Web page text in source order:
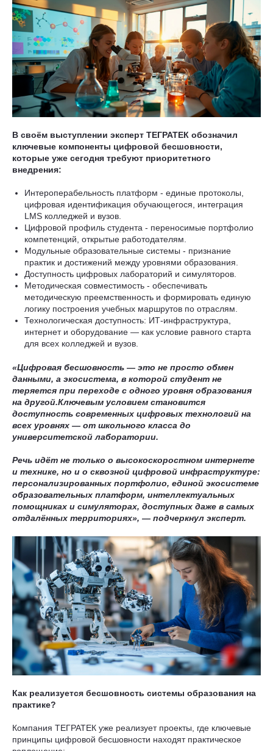
В своём выступлении эксперт ТЕГРАТЕК обозначил
ключевые компоненты цифровой бесшовности,
которые уже сегодня требуют приоритетного
внедрения:
Интероперабельность платформ - единые протоколы,
цифровая идентификация обучающегося, интеграция
LMS колледжей и вузов.
Цифровой профиль студента - переносимые портфолио
компетенций, открытые работодателям.
Модульные образовательные системы - признание
практик и достижений между уровнями образования.
Доступность цифровых лабораторий и симуляторов.
Методическая совместимость - обеспечивать
методическую преемственность и формировать единую
логику построения учебных маршрутов по отраслям.
Технологическая доступность: ИТ-инфраструктура,
интернет и оборудование — как условие равного старта
для всех колледжей и вузов.
«Цифровая бесшовность — это не просто обмен
данными, а экосистема, в которой студент не
теряется при переходе с одного уровня образования
на другой.Ключевым условием становится
доступность современных цифровых технологий на
всех уровнях — от школьного класса до
университетской лаборатории.
Речь идёт не только о высокоскоростном интернете
и технике, но и о сквозной цифровой инфраструктуре:
персонализированных портфолио, единой экосистеме
образовательных платформ, интеллектуальных
помощниках и симуляторах, доступных даже в самых
отдалённых территориях», — подчеркнул эксперт.
Как реализуется бесшовность системы образования на
практике?
Компания ТЕГРАТЕК уже реализует проекты, где ключевые
принципы цифровой бесшовности находят практическое